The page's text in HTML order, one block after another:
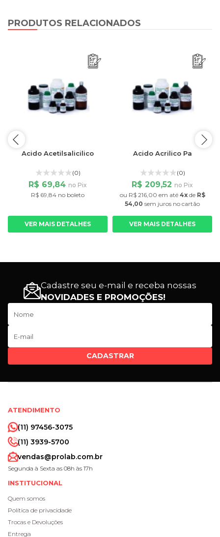
PRODUTOS RELACIONADOS
Acido Acetilsalicilico
(0)
R$ 69,84 no Pix
R$ 69,84 no boleto
VER MAIS DETALHES
Acido Acrilico Pa
(0)
R$ 209,52 no Pix
ou R$ 216,00 em até 4xde R$
54,00 sem juros no cartão
VER MAIS DETALHES
Cadastre seu e-mail e receba nossas
NOVIDADES E PROMOÇÕES!
CADASTRAR
ATENDIMENTO
(11) 97456-3075
(11) 3939-5700
vendas@prolab.com.br
Segunda à Sexta as 08h às 17h
INSTITUCIONAL
Quem somos
Política de privacidade
Trocas e Devoluções
Entrega